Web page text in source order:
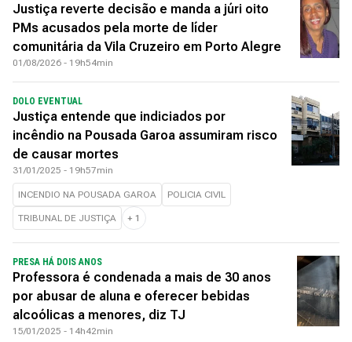
Justiça reverte decisão e manda a júri oito
PMs acusados pela morte de líder
comunitária da Vila Cruzeiro em Porto Alegre
01/08/2026 - 19h54min
DOLO EVENTUAL
Justiça entende que indiciados por
incêndio na Pousada Garoa assumiram risco
de causar mortes
31/01/2025 - 19h57min
INCENDIO NA POUSADA GAROA POLICIA CIVIL
TRIBUNAL DE JUSTIÇA + 1
PRESA HÁ DOIS ANOS
Professora é condenada a mais de 30 anos
por abusar de aluna e oferecer bebidas
alcoólicas a menores, diz TJ
15/01/2025 - 14h42min